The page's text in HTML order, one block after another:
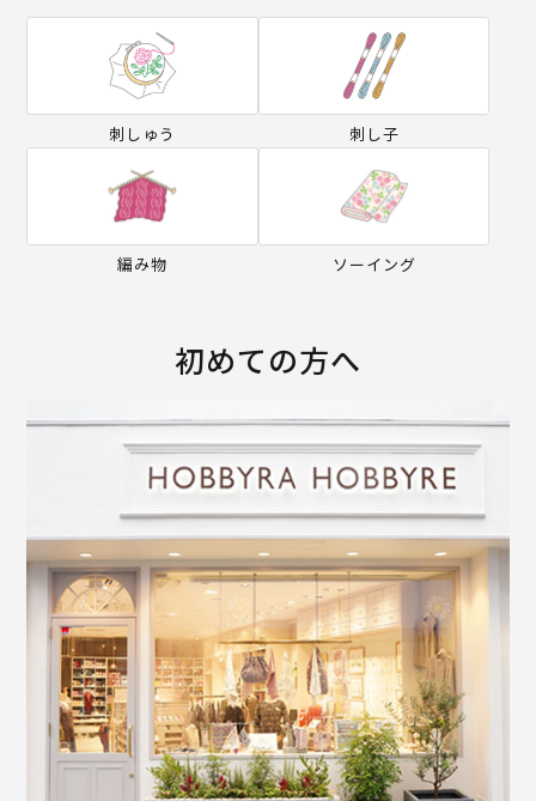
刺しゅう 刺し子
編み物 ソーイング
初めての方へ